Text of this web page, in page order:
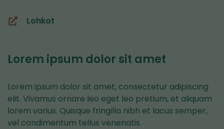
Lohkot
(siirryt
Lorem ipsum dolor sit amet
Lorem ipsum dolor sit amet, consectetur adipiscing
elit. Vivamus ornare leo eget leo pretium, et aliquam
lorem varius. Quisque fringilla nibh et lacus semper,
vel condimentum tellus venenatis.